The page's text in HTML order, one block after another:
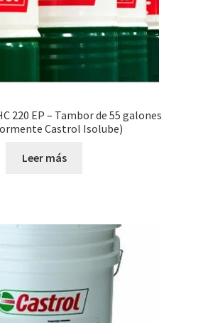
220 EP – Tambor de 55 galones
Castrol Isolube)
Leer más